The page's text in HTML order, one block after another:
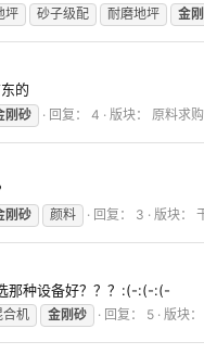
坪 砂子级配 耐磨地坪 金
的
刚砂 回复： 4 版块： 原料求
刚砂 颜料 回复： 3 版块：
那种设备好？？？:(-:(-:(-
合机 金刚砂 回复： 5 版块：